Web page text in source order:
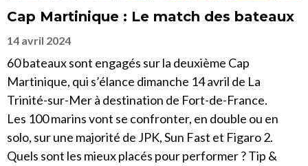
Cap Martinique : Le match des bateaux
14 avril 2024
60 bateaux sont engagés sur la deuxième Cap
Martinique, qui s’élance dimanche 14 avril de La
Trinité-sur-Mer à destination de Fort-de-France.
Les 100 marins vont se confronter, en double ou en
solo, sur une majorité de JPK, Sun Fast et Figaro 2.
Quels sont les mieux placés pour performer ? Tip &